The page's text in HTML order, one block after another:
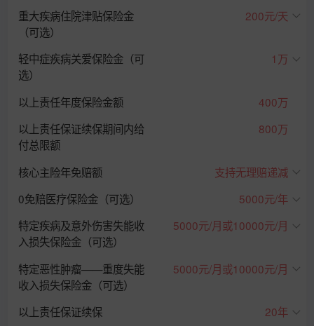
重大疾病住院津贴保险金
（可选）
200元/天
轻中症疾病关爱保险金（可
选）
1万
以上责任年度保险金额
400万
以上责任保证续保期间内给
付总限额
800万
核心主险年免赔额
支持无理赔递减
0免赔医疗保险金（可选）
5000元/年
特定疾病及意外伤害失能收
入损失保险金（可选）
5000元/月或10000元/月
特定恶性肿瘤——重度失能
收入损失保险金（可选）
5000元/月或10000元/月
以上责任保证续保
20年